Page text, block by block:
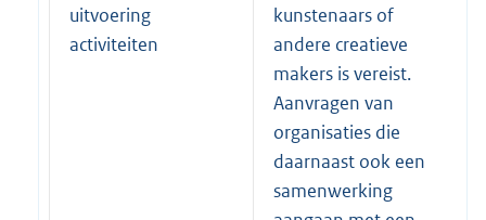
uitvoering
activiteiten
kunstenaars of
andere creatieve
makers is vereist.
Aanvragen van
organisaties die
daarnaast ook een
samenwerking